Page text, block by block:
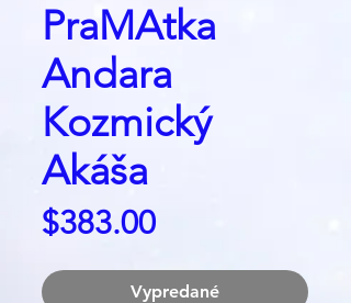
PraMAtka
Andara
Kozmický
Akáša
$383.00Price
Vypredané